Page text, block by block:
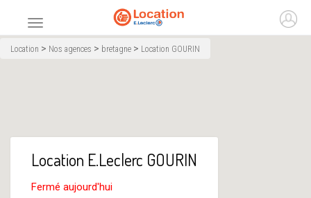
Menu principal
Accueil
Location > Nos agences > bretagne > Location GOURIN
Location E.Leclerc GOURIN
Fermé aujourd'hui